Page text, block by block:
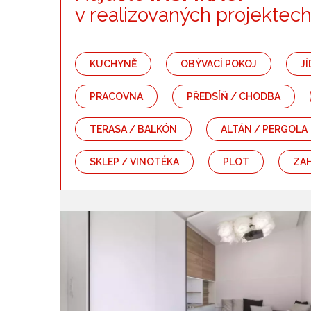
Kategorie
Dětský pokoj
Koupelna Záchod
Předsíň / chodba Schodiště
Bazén Zahrada
Terasa / balkón Altán / pergola
Srub / roubenka
v realizovaných projektech
KUCHYNĚ OBÝVACÍ POKOJ
PRACOVNA PŘEDSÍŇ / CHODBA
TERASA / BALKÓN ALTÁN / PERGOLA
SKLEP / VINOTÉKA PLOT